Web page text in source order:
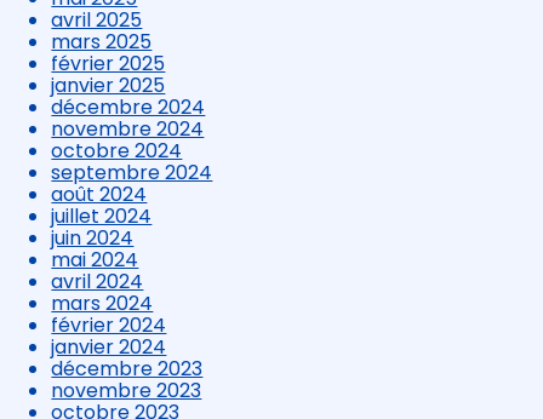
avril 2025
mars 2025
février 2025
janvier 2025
décembre 2024
novembre 2024
octobre 2024
septembre 2024
août 2024
juillet 2024
juin 2024
mai 2024
avril 2024
mars 2024
février 2024
janvier 2024
décembre 2023
novembre 2023
octobre 2023